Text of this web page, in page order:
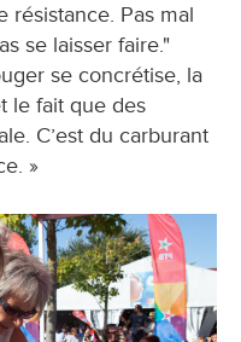
résistance. Pas mal
se laisser faire."
se concrétise, la
le fait que des
C’est du carburant
»